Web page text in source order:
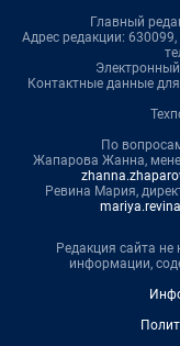
Главный
Адрес редакции:
Контактные данные
По
Жапарова Жанна,
Ревина Мария,
Редакция сайта не
информации,